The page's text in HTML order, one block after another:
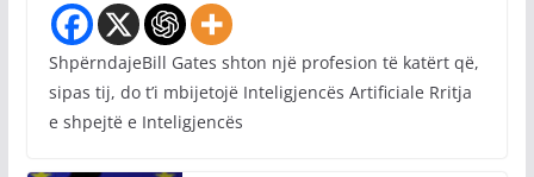
ShpërndajeBill Gates shton një profesion të katërt që,
sipas tij, do t’i mbijetojë Inteligjencës Artificiale Rritja
e shpejtë e Inteligjencës